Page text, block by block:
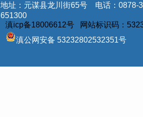
地址：元谋县龙川街65号 电话：
651300
滇icp备18006612号 网站标识码：
滇公网安备 53232802532351号